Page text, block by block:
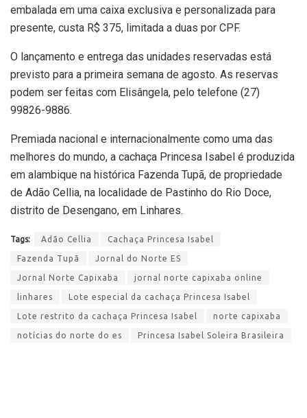
embalada em uma caixa exclusiva e personalizada para
presente, custa R$ 375, limitada a duas por CPF.
O lançamento e entrega das unidades reservadas está
previsto para a primeira semana de agosto. As reservas
podem ser feitas com Elisângela, pelo telefone (27)
99826-9886.
Premiada nacional e internacionalmente como uma das
melhores do mundo, a cachaça Princesa Isabel é produzida
em alambique na histórica Fazenda Tupã, de propriedade
de Adão Cellia, na localidade de Pastinho do Rio Doce,
distrito de Desengano, em Linhares.
Tags: Adão Cellia Cachaça Princesa Isabel
Fazenda Tupã Jornal do Norte ES
Jornal Norte Capixaba jornal norte capixaba online
linhares Lote especial da cachaça Princesa Isabel
Lote restrito da cachaça Princesa Isabel norte capixaba
notícias do norte do es Princesa Isabel Soleira Brasileira